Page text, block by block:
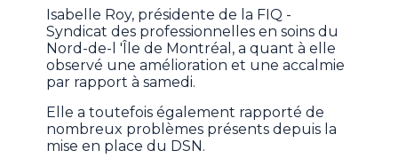
Isabelle Roy, présidente de la FIQ -
Syndicat des professionnelles en soins du
Nord-de-l 'Île de Montréal, a quant à elle
observé une amélioration et une accalmie
par rapport à samedi.
Elle a toutefois également rapporté de
nombreux problèmes présents depuis la
mise en place du DSN.